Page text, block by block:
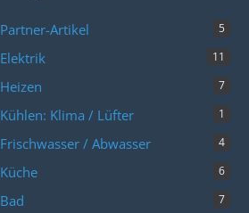
Partner-Artikel 5
Elektrik 11
Heizen 7
Kühlen: Klima / Lüfter 1
Frischwasser / Abwasser 4
Küche 6
Bad 7